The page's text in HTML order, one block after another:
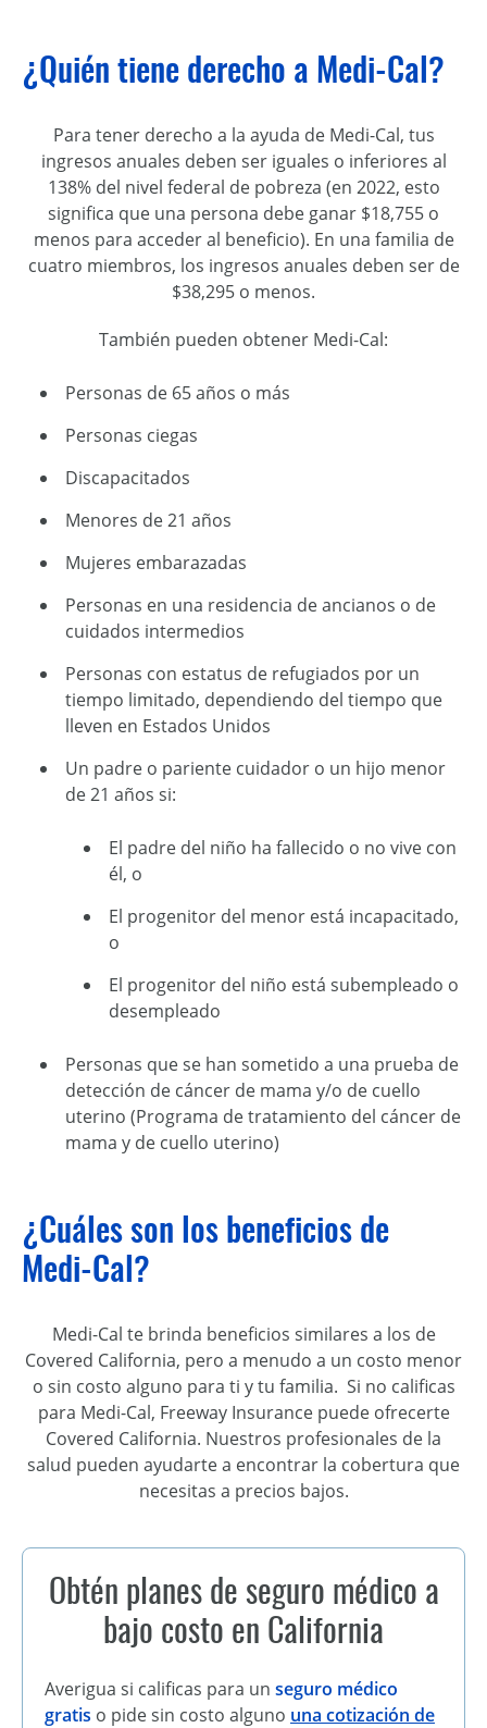
¿Quién tiene derecho a Medi-Cal?
Para tener derecho a la ayuda de Medi-Cal, tus
ingresos anuales deben ser iguales o inferiores al
138% del nivel federal de pobreza (en 2022, esto
significa que una persona debe ganar $18,755 o
menos para acceder al beneficio). En una familia de
cuatro miembros, los ingresos anuales deben ser de
$38,295 o menos.
También pueden obtener Medi-Cal:
Personas de 65 años o más
Personas ciegas
Discapacitados
Menores de 21 años
Mujeres embarazadas
Personas en una residencia de ancianos o de
cuidados intermedios
Personas con estatus de refugiados por un
tiempo limitado, dependiendo del tiempo que
lleven en Estados Unidos
Un padre o pariente cuidador o un hijo menor
de 21 años si:
El padre del niño ha fallecido o no vive con
él, o
El progenitor del menor está incapacitado,
o
El progenitor del niño está subempleado o
desempleado
Personas que se han sometido a una prueba de
detección de cáncer de mama y/o de cuello
uterino (Programa de tratamiento del cáncer de
mama y de cuello uterino)
¿Cuáles son los beneficios de
Medi-Cal?
Medi-Cal te brinda beneficios similares a los de
Covered California, pero a menudo a un costo menor
o sin costo alguno para ti y tu familia. Si no calificas
para Medi-Cal, Freeway Insurance puede ofrecerte
Covered California. Nuestros profesionales de la
salud pueden ayudarte a encontrar la cobertura que
necesitas a precios bajos.
Obtén planes de seguro médico a
bajo costo en California
Averigua si calificas para un seguro médico
gratis o pide sin costo alguno una cotización de